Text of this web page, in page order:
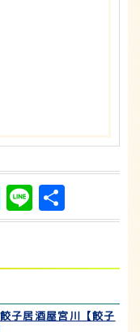
Twitter
Line
有
子居酒屋宮川【餃子